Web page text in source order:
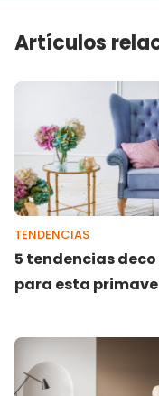
Artículos
TENDENCIAS
5 tendencias deco
para esta